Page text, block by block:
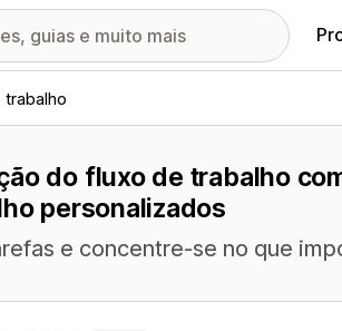
trabalho
do fluxo de trabalho
personalizados
e concentre-se no que